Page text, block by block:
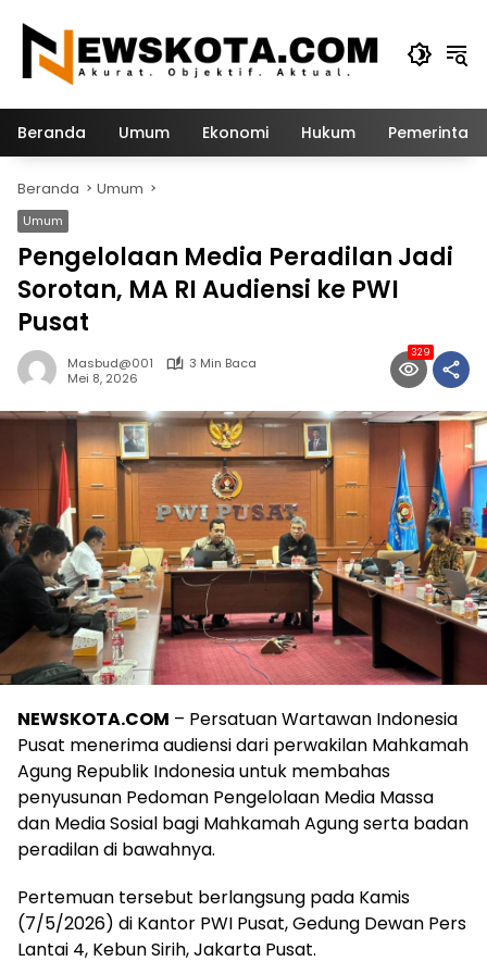
konten
Beranda Umum Ekonomi Hukum
Beranda Umum
Umum
Pengelolaan Media Peradilan Jadi
Sorotan, MA RI Audiensi ke PWI
Pusat
Masbud@001
3 Min Baca
Mei 8, 2026
329
NEWSKOTA.COM – Persatuan Wartawan Indonesia
Pusat menerima audiensi dari perwakilan Mahkamah
Agung Republik Indonesia untuk membahas
penyusunan Pedoman Pengelolaan Media Massa
dan Media Sosial bagi Mahkamah Agung serta badan
peradilan di bawahnya.
Pertemuan tersebut berlangsung pada Kamis
(7/5/2026) di Kantor PWI Pusat, Gedung Dewan Pers
Lantai 4, Kebun Sirih, Jakarta Pusat.